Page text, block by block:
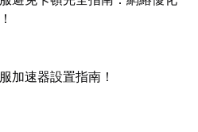
加速器設置指南！